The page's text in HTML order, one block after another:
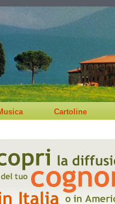
Cartoline